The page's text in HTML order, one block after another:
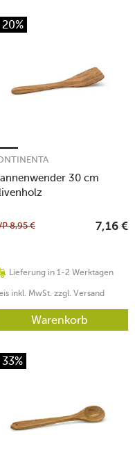
30 cm
Lieferung in 1-2 Werktagen
8,95 € 7,16 €
inkl. MwSt. zzgl. Versand
Warenkorb